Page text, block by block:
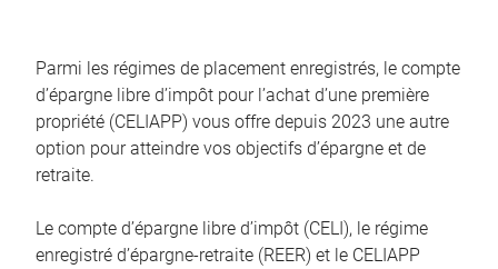
Parmi les régimes de placement enregistrés, le compte
d’épargne libre d’impôt pour l’achat d’une première
propriété (CELIAPP) vous offre depuis 2023 une autre
option pour atteindre vos objectifs d’épargne et de
retraite.
Le compte d’épargne libre d’impôt (CELI), le régime
enregistré d’épargne-retraite (REER) et le CELIAPP